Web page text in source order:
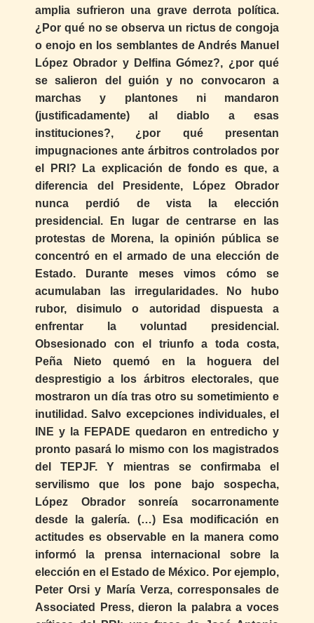
amplia sufrieron una grave derrota política.
¿Por qué no se observa un rictus de congoja
o enojo en los semblantes de Andrés Manuel
López Obrador y Delfina Gómez?, ¿por qué
se salieron del guión y no convocaron a
marchas y plantones ni mandaron
(justificadamente) al diablo a esas
instituciones?, ¿por qué presentan
impugnaciones ante árbitros controlados por
el PRI? La explicación de fondo es que, a
diferencia del Presidente, López Obrador
nunca perdió de vista la elección
presidencial. En lugar de centrarse en las
protestas de Morena, la opinión pública se
concentró en el armado de una elección de
Estado. Durante meses vimos cómo se
acumulaban las irregularidades. No hubo
rubor, disimulo o autoridad dispuesta a
enfrentar la voluntad presidencial.
Obsesionado con el triunfo a toda costa,
Peña Nieto quemó en la hoguera del
desprestigio a los árbitros electorales, que
mostraron un día tras otro su sometimiento e
inutilidad. Salvo excepciones individuales, el
INE y la FEPADE quedaron en entredicho y
pronto pasará lo mismo con los magistrados
del TEPJF. Y mientras se confirmaba el
servilismo que los pone bajo sospecha,
López Obrador sonreía socarronamente
desde la galería. (…) Esa modificación en
actitudes es observable en la manera como
informó la prensa internacional sobre la
elección en el Estado de México. Por ejemplo,
Peter Orsi y María Verza, corresponsales de
Associated Press, dieron la palabra a voces